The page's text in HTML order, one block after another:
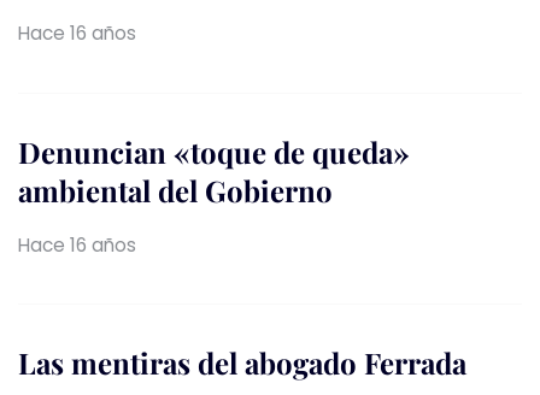
Hace 16 años
Denuncian «toque de queda»
ambiental del Gobierno
Hace 16 años
Las mentiras del abogado Ferrada